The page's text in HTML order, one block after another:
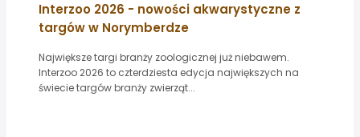
Interzoo 2026 - nowości akwarystyczne z
targów w Norymberdze
Największe targi branży zoologicznej już niebawem.
Interzoo 2026 to czterdziesta edycja największych na
świecie targów branży zwierząt...